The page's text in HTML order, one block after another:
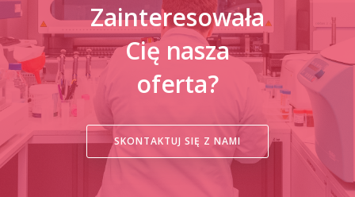
Zainteresowała
Cię nasza
oferta?
SKONTAKTUJ SIĘ Z NAMI